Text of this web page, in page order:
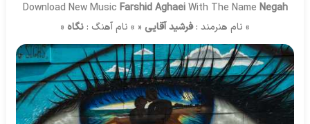
Download New Music Farshid AghaeiWith The Name Negah
» نام هنرمند :فرشید آقایی « » نام آهنگ : نگاه «